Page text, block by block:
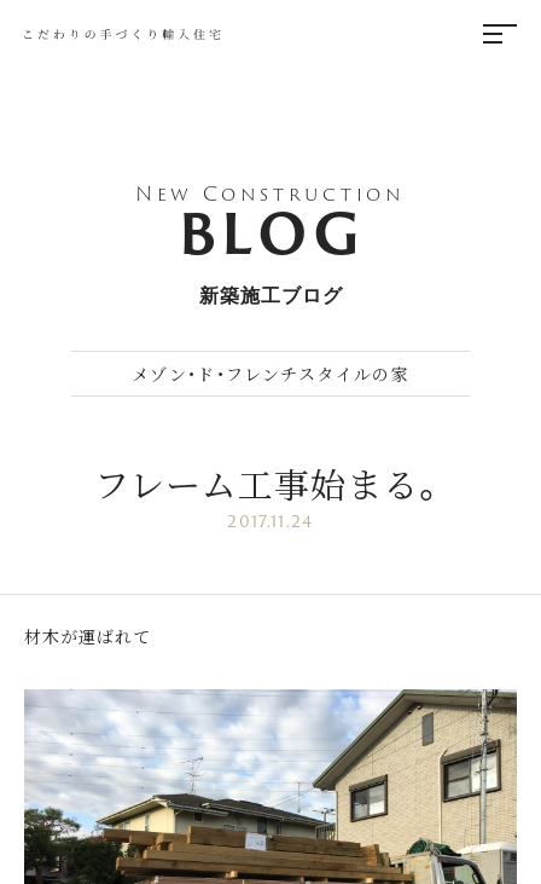
New Construction
BLOG
新築施工ブログ
メゾン・ド・フレンチスタイルの家
フレーム工事始まる。
2017.11.24
材木が運ばれて